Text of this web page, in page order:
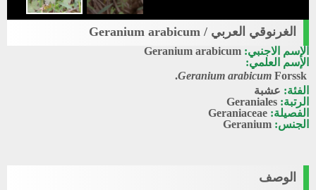
الغرنوقي العربي / Geranium arabicum
الإسم الاجنبي: Geranium arabicum
الإسم العلمي:
Geranium arabicum Forssk.
الفئة: عشبة
الرتبة: Geraniales
الفصيلة: Geraniaceae
الجنس: Geranium
الوصف